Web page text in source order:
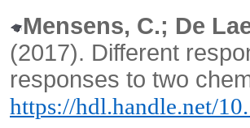
Mensens, C.; De
(2017). Different
responses to two
https://hdl.handle.net/